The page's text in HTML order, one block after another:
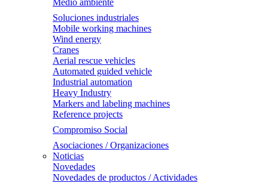
Medio ambiente
Soluciones industriales
Mobile working machines
Wind energy
Cranes
Aerial rescue vehicles
Automated guided vehicle
Industrial automation
Heavy Industry
Markers and labeling machines
Reference projects
Compromiso Social
Asociaciones / Organizaciones
Noticias
Novedades
Novedades de productos / Actividades